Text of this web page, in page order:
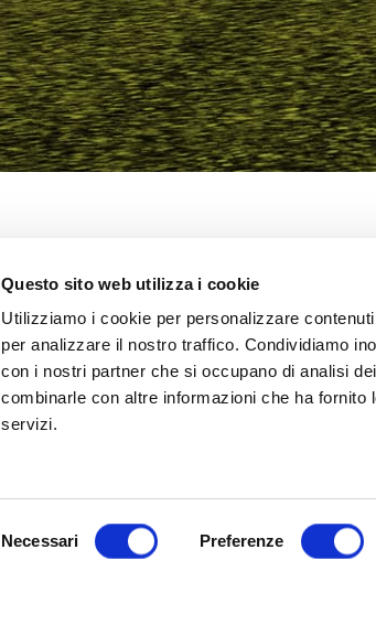
Questo sito web utilizza i cookie
Utilizziamo i cookie per personalizzare
per analizzare il nostro traffico. Condividiamo
con i nostri partner che si occupano di analisi
combinarle con altre informazioni che ha
servizi.
Necessari Preferenze